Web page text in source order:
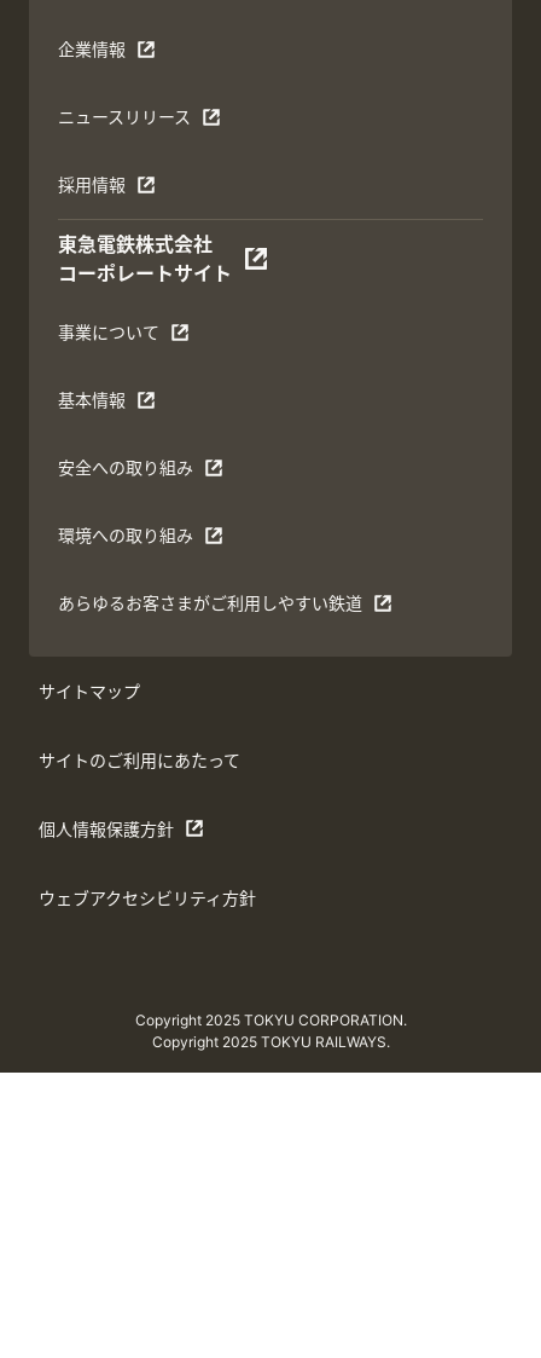
企業情報
ニュースリリース
採用情報
東急電鉄株式会社
コーポレートサイト
事業について
基本情報
安全への取り組み
環境への取り組み
あらゆるお客さまがご利用しやすい鉄道
サイトマップ
サイトのご利用にあたって
個人情報保護方針
ウェブアクセシビリティ方針
Copyright 2025 TOKYU CORPORATION.
Copyright 2025 TOKYU RAILWAYS.